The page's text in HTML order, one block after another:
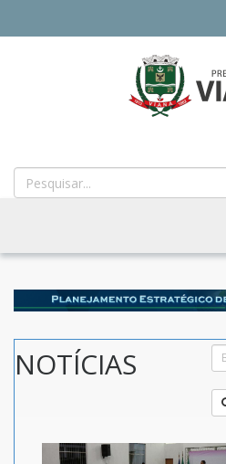
MUNICIPAL
DE
VIANA
ES
NOTÍCIAS